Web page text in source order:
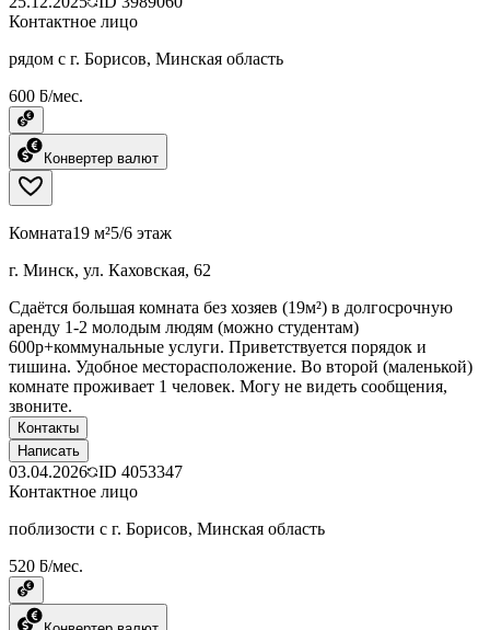
Контактное лицо
рядом с г. Борисов, Минская область
600 ƃ/мес.
Конвертер валют
Комната19 м²5/6 этаж
г. Минск, ул. Каховская, 62
Сдаётся большая комната без хозяев (19м²) в долгосрочную
аренду 1-2 молодым людям (можно студентам)
600р+коммунальные услуги. Приветствуется порядок и
тишина. Удобное месторасположение. Во второй (маленькой)
комнате проживает 1 человек. Могу не видеть сообщения,
звоните.
Контакты
Написать
03.04.2026 ID 4053347
Контактное лицо
поблизости с г. Борисов, Минская область
520 ƃ/мес.